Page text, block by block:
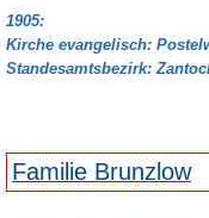
1905:
Kirche evangelisch:
Standesamtsbezirk:
Familie Brunzlow